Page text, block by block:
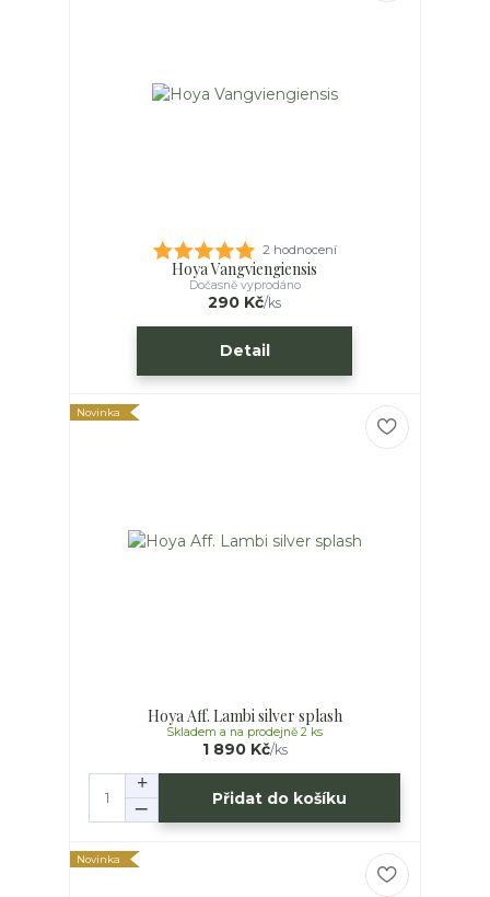
2 hodnocení
Hoya Vangviengiensis
290 Kč/ks
Dočasně vyprodáno
Detail
Novinka
Hoya Aff. Lambi silver splash
1 890 Kč/ks
Skladem a na prodejně 2 ks
Přidat do košíku
Novinka